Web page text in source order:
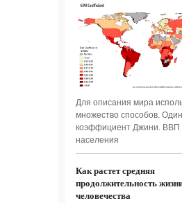
Для описания мира
множество способов.
коэффициент Джини. ВВП
населения
Как растет средняя
продолжительность
человечества